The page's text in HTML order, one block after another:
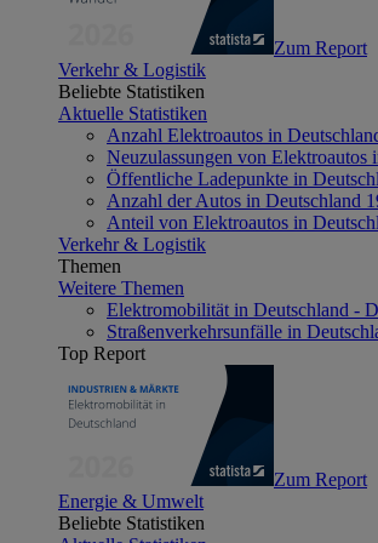
Zum Report
Verkehr & Logistik
Beliebte Statistiken
Aktuelle Statistiken
Anzahl Elektroautos in
Neuzulassungen von Elektroautos
Öffentliche Ladepunkte in
Anzahl der Autos in Deutschland
Anteil von Elektroautos in
Verkehr & Logistik
Themen
Weitere Themen
Elektromobilität in Deutschland -
Straßenverkehrsunfälle in
Top Report
Zum Report
Energie & Umwelt
Beliebte Statistiken